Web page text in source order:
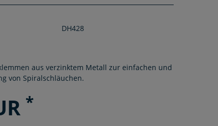
DH428
aus verzinktem Metall zur einfachen und
von Spiralschläuchen.
*